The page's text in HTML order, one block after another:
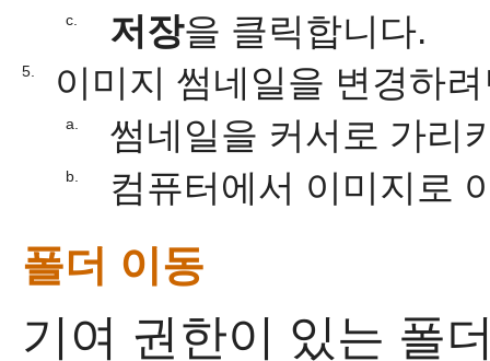
c. 저장을 클릭합니다.
5. 이미지 썸네일을 변경하
a. 썸네일을 커서로 가리
b. 컴퓨터에서 이미지로
폴더 이동
기여 권한이 있는 폴